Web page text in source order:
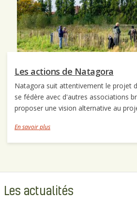
Les actions de Natagora
Natagora suit attentivement le projet
se fédère avec d'autres associations
proposer une vision alternative au
En savoir plus
Les actualités